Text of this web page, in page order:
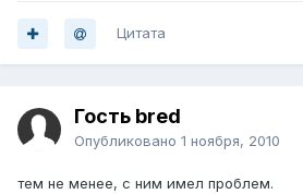
Цитата
Гость bred
Опубликовано 1 ноября, 2010
тем не менее, с ним имел проблем.